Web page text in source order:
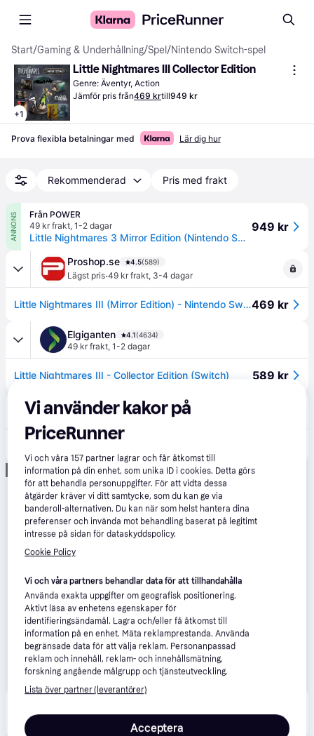
Start/Gaming & Underhållning/Spel /Nintendo Switch-spel
+1
Little Nightmares III Collector Edition
Genre: Äventyr, Action
Jämför pris från469 krtill949 kr
Prova flexibla betalningar med Lär dig hur
Rekommenderad Pris med frakt
ANNONS
Från POWER
49 kr frakt, 1-2 dagar
Little Nightmares 3 Mirror Edition (Nintendo Switch)
949 kr
Proshop.se 4.5(589)
Lägst pris·49 kr frakt, 3-4 dagar
Little Nightmares III (Mirror Edition) - Nintendo Switch - Äventyr469 kr
Elgiganten 4.1(4634)
49 kr frakt, 1-2 dagar
Little Nightmares III - Collector Edition (Switch) 589 kr
POWER 4.1 (526)
49 kr frakt, 1-2 dagar
Annons
samarbeta med PriceRunner.
Visa alla
Vi använder kakor på
PriceRunner
Vi och våra157 partner lagrar och får åtkomst till
information på din enhet, som unika ID i cookies. Detta görs
för att behandla personuppgifter. För att vidta dessa
åtgärder kräver vi ditt samtycke, som du kan ge via
banderoll-alternativen. Du kan när som helst hantera dina
preferenser och invända mot behandling baserat på legitimt
intresse på sidan för dataskyddspolicy.
Cookie Policy
Vi och våra partners behandlar data för att tillhandahålla
Använda exakta uppgifter om geografisk positionering.
Aktivt läsa av enhetens egenskaper för
identifieringsändamål. Lagra och/eller få åtkomst till
information på en enhet. Mäta reklamprestanda. Använda
begränsade data för att välja reklam. Personanpassad
reklam och innehåll, reklam- och innehållsmätning,
forskning angående målgrupp och tjänsteutveckling.
Lista över partner (leverantörer)
Acceptera